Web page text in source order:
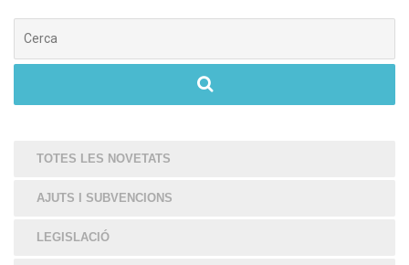
TOTES LES NOVETATS
AJUTS I SUBVENCIONS
LEGISLACIÓ